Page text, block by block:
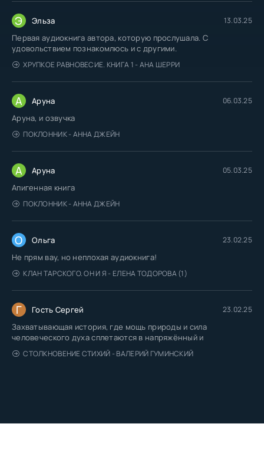
Э Эльза 13.03.25
Первая аудиокнига автора, которую прослушала. С
удовольствием познакомлюсь и с другими.
ХРУПКОЕ РАВНОВЕСИЕ. КНИГА 1 - АНА ШЕРРИ
А Аруна 06.03.25
Аруна, и озвучка
ПОКЛОННИК - АННА ДЖЕЙН
А Аруна 05.03.25
Апигенная книга
ПОКЛОННИК - АННА ДЖЕЙН
О Ольга 23.02.25
Не прям вау, но неплохая аудиокнига!
КЛАН ТАРСКОГО. ОН И Я - ЕЛЕНА ТОДОРОВА (1)
Г Гость Сергей 23.02.25
Захватывающая история, где мощь природы и сила
человеческого духа сплетаются в напряжённый и
СТОЛКНОВЕНИЕ СТИХИЙ - ВАЛЕРИЙ ГУМИНСКИЙ